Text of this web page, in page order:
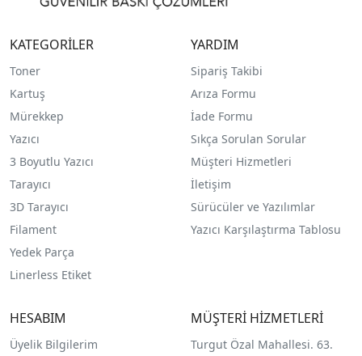
KATEGORİLER
Toner
Kartuş
Mürekkep
Yazıcı
3 Boyutlu Yazıcı
Tarayıcı
3D Tarayıcı
Filament
Yedek Parça
Linerless Etiket
YARDIM
Sipariş Takibi
Arıza Formu
İade Formu
Sıkça Sorulan Sorular
Müşteri Hizmetleri
İletişim
Sürücüler ve Yazılımlar
Yazıcı Karşılaştırma Tablosu
HESABIM
Üyelik Bilgilerim
MÜŞTERİ HİZMETLERİ
Turgut Özal Mahallesi. 63.